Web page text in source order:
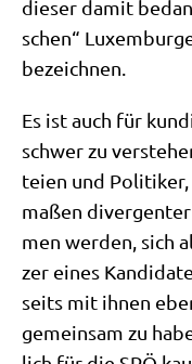
die­ser damit
schen“
bezeichnen.
Es ist auch für
schwer zu
tei­en und
ma­ßen
men wer­den, sich
zer eines
seits mit ihnen
gemein­sam zu